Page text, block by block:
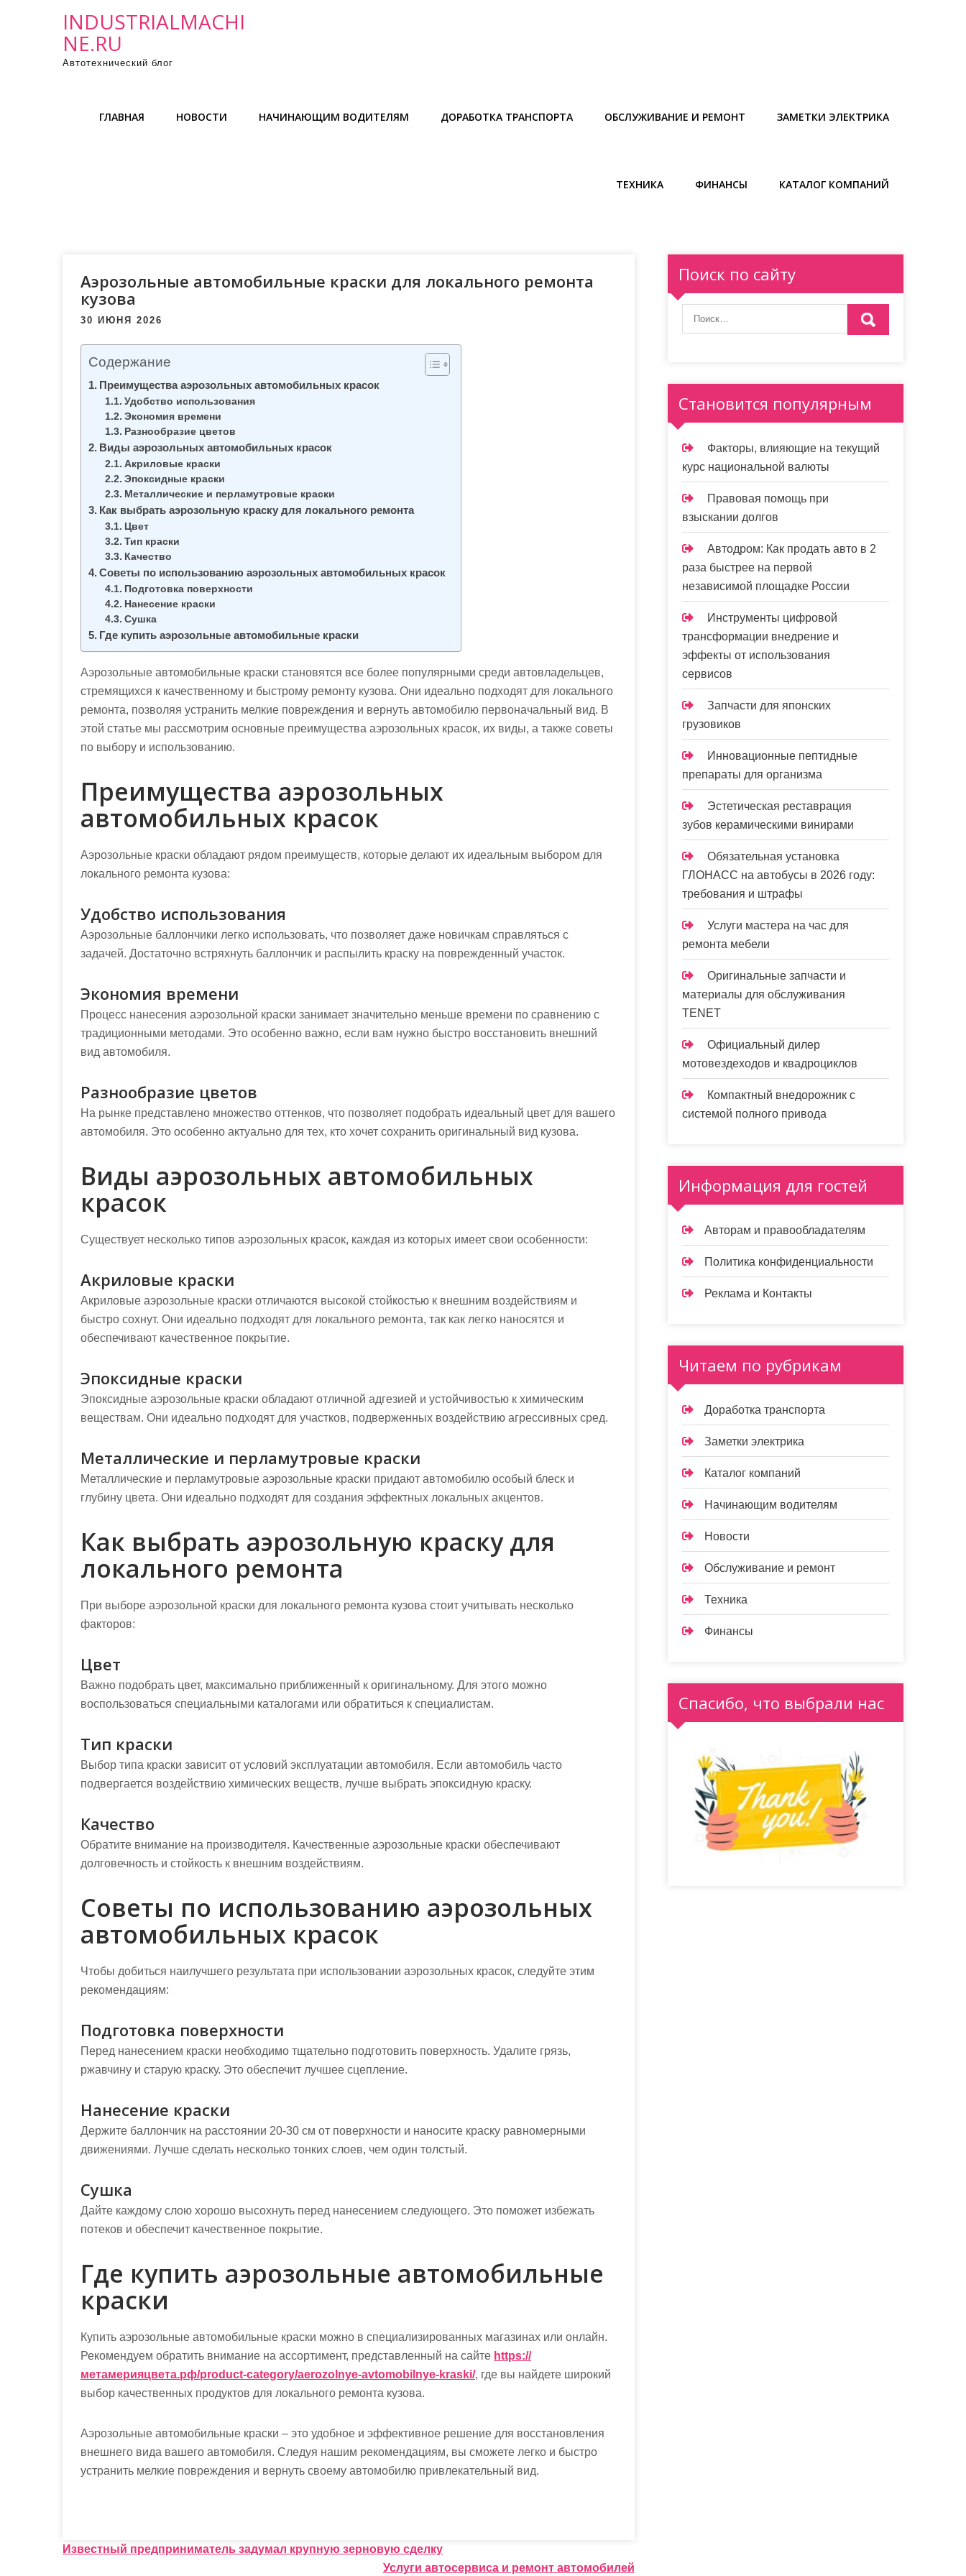
INDUSTRIALMACHI
NE.RU
Автотехнический блог
ГЛАВНАЯ НОВОСТИ НАЧИНАЮЩИМ ВОДИТЕЛЯМ ДОРАБОТКА ТРАНСПОРТА ОБСЛУЖИВАНИЕ И РЕМОНТ ЗАМЕТКИ ЭЛЕКТРИКА
ТЕХНИКА ФИНАНСЫ КАТАЛОГ КОМПАНИЙ
Аэрозольные автомобильные краски для локального ремонта
кузова
30 ИЮНЯ 2026
Содержание
Преимущества аэрозольных автомобильных красок
Удобство использования
Экономия времени
Разнообразие цветов
Виды аэрозольных автомобильных красок
Акриловые краски
Эпоксидные краски
Металлические и перламутровые краски
Как выбрать аэрозольную краску для локального ремонта
Цвет
Тип краски
Качество
Советы по использованию аэрозольных автомобильных красок
Подготовка поверхности
Нанесение краски
Сушка
Где купить аэрозольные автомобильные краски
Аэрозольные автомобильные краски становятся все более популярными среди автовладельцев,
стремящихся к качественному и быстрому ремонту кузова. Они идеально подходят для локального
ремонта, позволяя устранить мелкие повреждения и вернуть автомобилю первоначальный вид. В
этой статье мы рассмотрим основные преимущества аэрозольных красок, их виды, а также советы
по выбору и использованию.
Преимущества аэрозольных
автомобильных красок
Аэрозольные краски обладают рядом преимуществ, которые делают их идеальным выбором для
локального ремонта кузова:
Удобство использования
Аэрозольные баллончики легко использовать, что позволяет даже новичкам справляться с
задачей. Достаточно встряхнуть баллончик и распылить краску на поврежденный участок.
Экономия времени
Процесс нанесения аэрозольной краски занимает значительно меньше времени по сравнению с
традиционными методами. Это особенно важно, если вам нужно быстро восстановить внешний
вид автомобиля.
Разнообразие цветов
На рынке представлено множество оттенков, что позволяет подобрать идеальный цвет для вашего
автомобиля. Это особенно актуально для тех, кто хочет сохранить оригинальный вид кузова.
Виды аэрозольных автомобильных
красок
Существует несколько типов аэрозольных красок, каждая из которых имеет свои особенности:
Акриловые краски
Акриловые аэрозольные краски отличаются высокой стойкостью к внешним воздействиям и
быстро сохнут. Они идеально подходят для локального ремонта, так как легко наносятся и
обеспечивают качественное покрытие.
Эпоксидные краски
Эпоксидные аэрозольные краски обладают отличной адгезией и устойчивостью к химическим
веществам. Они идеально подходят для участков, подверженных воздействию агрессивных сред.
Металлические и перламутровые краски
Металлические и перламутровые аэрозольные краски придают автомобилю особый блеск и
глубину цвета. Они идеально подходят для создания эффектных локальных акцентов.
Как выбрать аэрозольную краску для
локального ремонта
При выборе аэрозольной краски для локального ремонта кузова стоит учитывать несколько
факторов:
Цвет
Важно подобрать цвет, максимально приближенный к оригинальному. Для этого можно
воспользоваться специальными каталогами или обратиться к специалистам.
Тип краски
Выбор типа краски зависит от условий эксплуатации автомобиля. Если автомобиль часто
подвергается воздействию химических веществ, лучше выбрать эпоксидную краску.
Качество
Обратите внимание на производителя. Качественные аэрозольные краски обеспечивают
долговечность и стойкость к внешним воздействиям.
Советы по использованию аэрозольных
автомобильных красок
Чтобы добиться наилучшего результата при использовании аэрозольных красок, следуйте этим
рекомендациям:
Подготовка поверхности
Перед нанесением краски необходимо тщательно подготовить поверхность. Удалите грязь,
ржавчину и старую краску. Это обеспечит лучшее сцепление.
Нанесение краски
Держите баллончик на расстоянии 20-30 см от поверхности и наносите краску равномерными
движениями. Лучше сделать несколько тонких слоев, чем один толстый.
Сушка
Дайте каждому слою хорошо высохнуть перед нанесением следующего. Это поможет избежать
потеков и обеспечит качественное покрытие.
Где купить аэрозольные автомобильные
краски
Купить аэрозольные автомобильные краски можно в специализированных магазинах или онлайн.
Рекомендуем обратить внимание на ассортимент, представленный на сайте https://
метамерияцвета.рф/product-category/aerozolnye-avtomobilnye-kraski/, где вы найдете широкий
выбор качественных продуктов для локального ремонта кузова.
Аэрозольные автомобильные краски – это удобное и эффективное решение для восстановления
внешнего вида вашего автомобиля. Следуя нашим рекомендациям, вы сможете легко и быстро
устранить мелкие повреждения и вернуть своему автомобилю привлекательный вид.
Н
Известный предприниматель задумал крупную зерновую сделку
Услуги автосервиса и ремонт автомобилей
Поиск по сайту
Становится популярным
Факторы, влияющие на текущий
курс национальной валюты
Правовая помощь при
взыскании долгов
Автодром: Как продать авто в 2
раза быстрее на первой
независимой площадке России
Инструменты цифровой
трансформации внедрение и
эффекты от использования
сервисов
Запчасти для японских
грузовиков
Инновационные пептидные
препараты для организма
Эстетическая реставрация
зубов керамическими винирами
Обязательная установка
ГЛОНАСС на автобусы в 2026 году:
требования и штрафы
Услуги мастера на час для
ремонта мебели
Оригинальные запчасти и
материалы для обслуживания
TENET
Официальный дилер
мотовездеходов и квадроциклов
Компактный внедорожник с
системой полного привода
Информация для гостей
Авторам и правообладателям
Политика конфиденциальности
Реклама и Контакты
Читаем по рубрикам
Доработка транспорта
Заметки электрика
Каталог компаний
Начинающим водителям
Новости
Обслуживание и ремонт
Техника
Финансы
Спасибо, что выбрали нас